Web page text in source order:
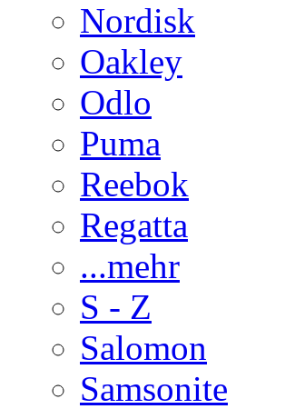
Nordisk
Oakley
Odlo
Puma
Reebok
Regatta
...mehr
S - Z
Salomon
Samsonite